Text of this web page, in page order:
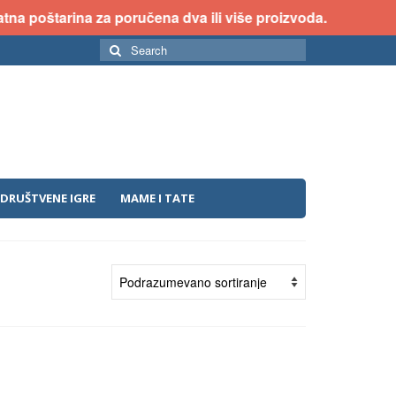
poštarina za poručena dva ili više proizvoda.
Search
for:
DRUŠTVENE IGRE MAME I TATE